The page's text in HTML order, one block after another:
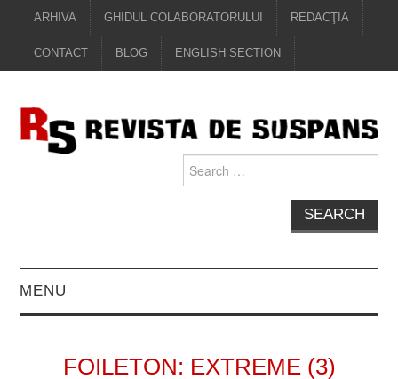
ARHIVA GHIDUL COLABORATORULUI REDACŢIA
CONTACT BLOG ENGLISH SECTION
for:
MENU
FOILETON: EXTREME (3)